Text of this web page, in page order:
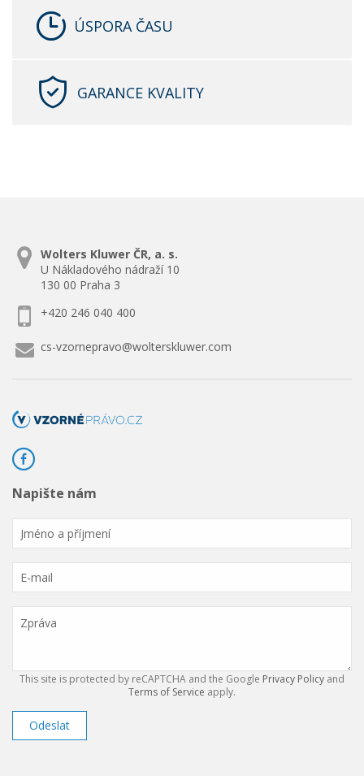
ÚSPORA ČASU
GARANCE KVALITY
Wolters Kluwer ČR, a. s.
U Nákladového nádraží 10
130 00 Praha 3
+420 246 040 400
cs-vzornepravo@wolterskluwer.com
Napište nám
This site is protected by reCAPTCHA and the Google Privacy Policy and
Terms of Service apply.
Odeslat